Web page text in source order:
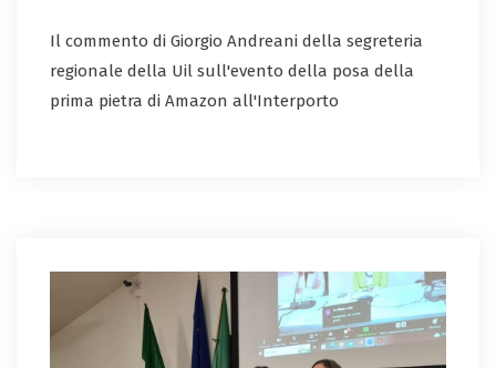
Il commento di Giorgio Andreani della segreteria
regionale della Uil sull'evento della posa della
prima pietra di Amazon all'Interporto